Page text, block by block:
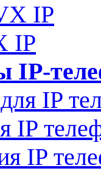
IP
IP
IP-
IP
IP
IP